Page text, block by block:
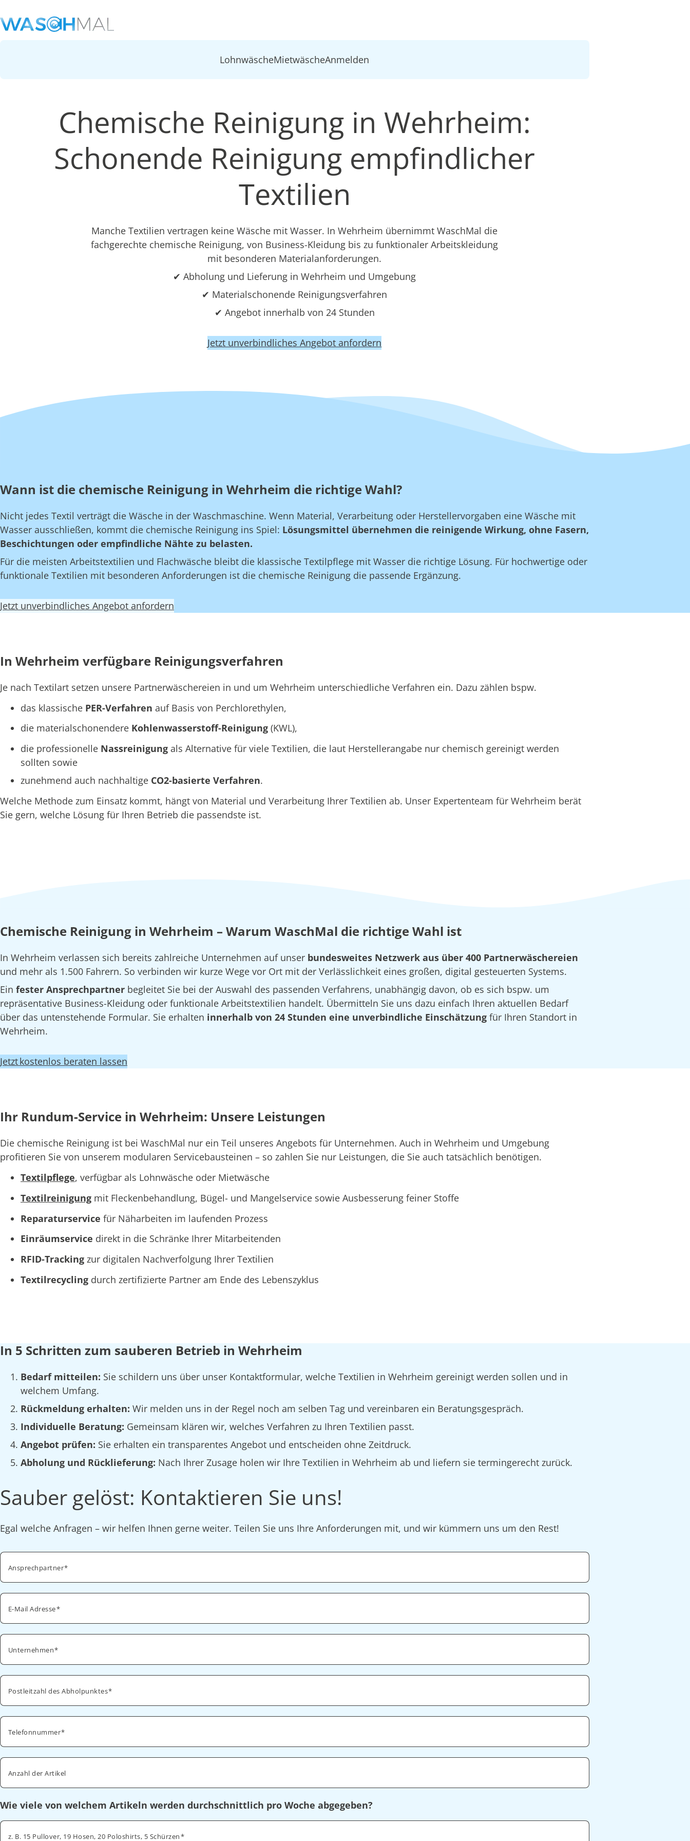
LohnwäscheMietwäscheAnmelden
Chemische Reinigung in Wehrheim:
Schonende Reinigung empfindlicher
Textilien
Manche Textilien vertragen keine Wäsche mit Wasser. In Wehrheim übernimmt WaschMal die
fachgerechte chemische Reinigung, von Business-Kleidung bis zu funktionaler Arbeitskleidung
mit besonderen Materialanforderungen.
✔ Abholung und Lieferung in Wehrheim und Umgebung
✔ Materialschonende Reinigungsverfahren
✔ Angebot innerhalb von 24 Stunden
Jetzt unverbindliches Angebot anfordern
Wann ist die chemische Reinigung in Wehrheim die richtige Wahl?
Nicht jedes Textil verträgt die Wäsche in der Waschmaschine. Wenn Material, Verarbeitung oder Herstellervorgaben eine Wäsche mit
Wasser ausschließen, kommt die chemische Reinigung ins Spiel: Lösungsmittel übernehmen die reinigende Wirkung, ohne Fasern,
Beschichtungen oder empfindliche Nähte zu belasten.
Für die meisten Arbeitstextilien und Flachwäsche bleibt die klassische Textilpflege mit Wasser die richtige Lösung. Für hochwertige oder
funktionale Textilien mit besonderen Anforderungen ist die chemische Reinigung die passende Ergänzung.
Jetzt unverbindliches Angebot anfordern
In Wehrheim verfügbare Reinigungsverfahren
Je nach Textilart setzen unsere Partnerwäschereien in und um Wehrheim unterschiedliche Verfahren ein. Dazu zählen bspw.
das klassische PER-Verfahren auf Basis von Perchlorethylen,
die materialschonendere Kohlenwasserstoff-Reinigung (KWL),
die professionelle Nassreinigung als Alternative für viele Textilien, die laut Herstellerangabe nur chemisch gereinigt werden
sollten sowie
zunehmend auch nachhaltige CO2-basierte Verfahren.
Welche Methode zum Einsatz kommt, hängt von Material und Verarbeitung Ihrer Textilien ab. Unser Expertenteam für Wehrheim berät
Sie gern, welche Lösung für Ihren Betrieb die passendste ist.
Chemische Reinigung in Wehrheim – Warum WaschMal die richtige Wahl ist
In Wehrheim verlassen sich bereits zahlreiche Unternehmen auf unser bundesweites Netzwerk aus über 400 Partnerwäschereien
und mehr als 1.500 Fahrern. So verbinden wir kurze Wege vor Ort mit der Verlässlichkeit eines großen, digital gesteuerten Systems.
Ein fester Ansprechpartner begleitet Sie bei der Auswahl des passenden Verfahrens, unabhängig davon, ob es sich bspw. um
repräsentative Business-Kleidung oder funktionale Arbeitstextilien handelt. Übermitteln Sie uns dazu einfach Ihren aktuellen Bedarf
über das untenstehende Formular. Sie erhalten innerhalb von 24 Stunden eine unverbindliche Einschätzung für Ihren Standort in
Wehrheim.
Jetzt kostenlos beraten lassen
Ihr Rundum-Service in Wehrheim: Unsere Leistungen
Die chemische Reinigung ist bei WaschMal nur ein Teil unseres Angebots für Unternehmen. Auch in Wehrheim und Umgebung
profitieren Sie von unserem modularen Servicebausteinen – so zahlen Sie nur Leistungen, die Sie auch tatsächlich benötigen.
Textilpflege, verfügbar als Lohnwäsche oder Mietwäsche
Textilreinigung mit Fleckenbehandlung, Bügel- und Mangelservice sowie Ausbesserung feiner Stoffe
Reparaturservice für Näharbeiten im laufenden Prozess
Einräumservice direkt in die Schränke Ihrer Mitarbeitenden
RFID-Tracking zur digitalen Nachverfolgung Ihrer Textilien
Textilrecycling durch zertifizierte Partner am Ende des Lebenszyklus
In 5 Schritten zum sauberen Betrieb in Wehrheim
Bedarf mitteilen: Sie schildern uns über unser Kontaktformular, welche Textilien in Wehrheim gereinigt werden sollen und in
welchem Umfang.
Rückmeldung erhalten: Wir melden uns in der Regel noch am selben Tag und vereinbaren ein Beratungsgespräch.
Individuelle Beratung: Gemeinsam klären wir, welches Verfahren zu Ihren Textilien passt.
Angebot prüfen: Sie erhalten ein transparentes Angebot und entscheiden ohne Zeitdruck.
Abholung und Rücklieferung: Nach Ihrer Zusage holen wir Ihre Textilien in Wehrheim ab und liefern sie termingerecht zurück.
Sauber gelöst: Kontaktieren Sie uns!
Egal welche Anfragen – wir helfen Ihnen gerne weiter. Teilen Sie uns Ihre Anforderungen mit, und wir kümmern uns um den Rest!
Ansprechpartner
E-Mail Adresse
Unternehmen
Postleitzahl des Abholpunktes
Telefonnummer
Anzahl der Artikel
Wie viele von welchem Artikeln werden durchschnittlich pro Woche abgegeben?
z. B. 15 Pullover, 19 Hosen, 20 Poloshirts, 5 Schürzen